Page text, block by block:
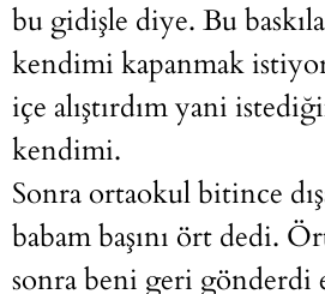
bu gidişle diye. Bu
kendimi kapanmak
içe alıştırdım yani
kendimi.
Sonra ortaokul bitince
babam başını ört dedi.
sonra beni geri gönderdi